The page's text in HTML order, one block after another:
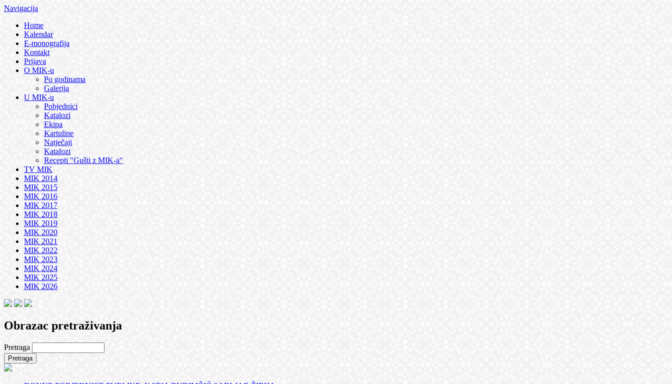
Navigacija
Home
Kalendar
E-monografija
Kontakt
Prijava
O MIK-u
Po godinama
Galerija
U MIK-u
Pobjednici
Katalozi
Ekipa
Kartuline
Natječaji
Katalozi
Recepti "Gušti z MIK-a"
TV MIK
MIK 2014
MIK 2015
MIK 2016
MIK 2017
MIK 2018
MIK 2019
MIK 2020
MIK 2021
MIK 2022
MIK 2023
MIK 2024
MIK 2025
MIK 2026
Obrazac pretraživanja
Pretraga